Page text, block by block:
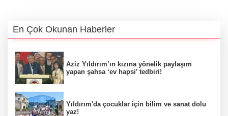
En Çok Okunan Haberler
Aziz Yıldırım’ın kızına yönelik paylaşım
yapan şahsa ‘ev hapsi’ tedbiri!
Yıldırım'da çocuklar için bilim ve sanat dolu
yaz!